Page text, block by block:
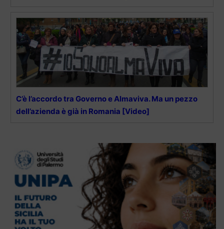
C’è l’accordo tra Governo e Almaviva. Ma un pezzo
dell’azienda è già in Romania [Video]